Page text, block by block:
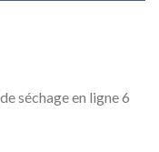
séchage en ligne 6